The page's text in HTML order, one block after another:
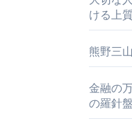
ける上
熊野三
金融の
の羅針